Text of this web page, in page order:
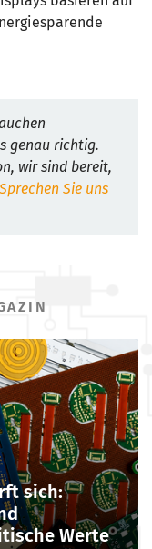
genau richtig.
wir sind bereit,
Sprechen Sie uns
sich:
Werte